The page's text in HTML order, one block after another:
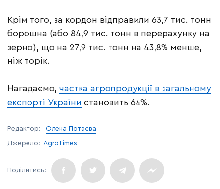
Крім того, за кордон відправили 63,7 тис. тонн
борошна (або 84,9 тис. тонн в перерахунку на
зерно), що на 27,9 тис. тонн на 43,8% менше,
ніж торік.
Нагадаємо, частка агропродукції в загальному
експорті України становить 64%.
Редактор: Олена Потаєва
Джерело: AgroTimes